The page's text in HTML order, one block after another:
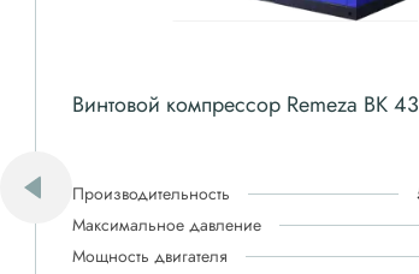
Винтовой компрессор Remeza ВК
Производительность
Максимальное давление
Мощность двигателя